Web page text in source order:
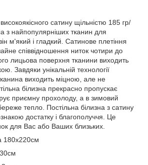
сатину щільністю 185 гр/
з найпопулярніших тканин для
м'який і гладкий. Сатинове плетіння
співвідношення ниток чотири до
лицьова поверхня тканини виходить
Завдяки унікальній технології
виходить міцною, але не
білизна прекрасно пропускає
приємну прохолоду, а в зимовий
тепло. Постільна білизна з сатину
достатку і благополуччя. Це
для Вас або Ваших близьких.
180х220см